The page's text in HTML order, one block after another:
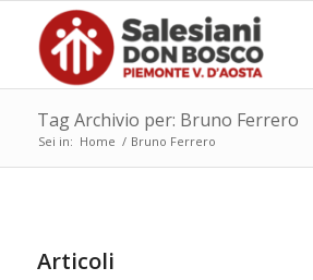
Tag Archivio per: Bruno Ferrero
Sei in: Home / Bruno Ferrero
Articoli